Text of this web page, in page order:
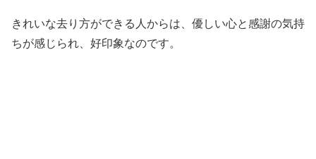
きれいな去り方ができる人からは、優しい心と感謝の気持
ちが感じられ、好印象なのです。